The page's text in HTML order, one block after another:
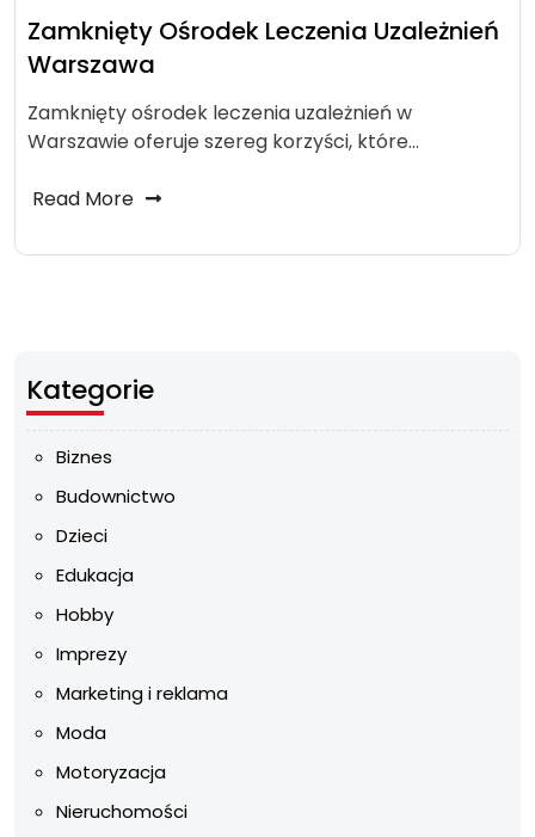
Zamknięty Ośrodek Leczenia Uzależnień
Warszawa
Zamknięty ośrodek leczenia uzależnień w
Warszawie oferuje szereg korzyści, które…
Read More
Kategorie
Biznes
Budownictwo
Dzieci
Edukacja
Hobby
Imprezy
Marketing i reklama
Moda
Motoryzacja
Nieruchomości